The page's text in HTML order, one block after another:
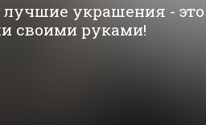
украшения - это
своими руками!